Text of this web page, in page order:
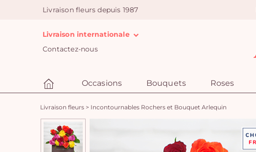
Livraison fleurs depuis 1987
Livraison internationale
Contactez-nous
Occasions Bouquets Roses
Livraison fleurs > Incontournables Rochers et Bouquet Arlequin